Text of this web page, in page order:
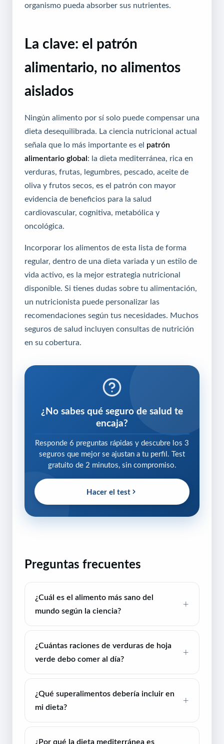
organismo pueda absorber sus nutrientes.
La clave: el patrón
alimentario, no alimentos
aislados
Ningún alimento por sí solo puede compensar una
dieta desequilibrada. La ciencia nutricional actual
señala que lo más importante es el patrón
alimentario global: la dieta mediterránea, rica en
verduras, frutas, legumbres, pescado, aceite de
oliva y frutos secos, es el patrón con mayor
evidencia de beneficios para la salud
cardiovascular, cognitiva, metabólica y
oncológica.
Incorporar los alimentos de esta lista de forma
regular, dentro de una dieta variada y un estilo de
vida activo, es la mejor estrategia nutricional
disponible. Si tienes dudas sobre tu alimentación,
un nutricionista puede personalizar las
recomendaciones según tus necesidades. Muchos
seguros de salud incluyen consultas de nutrición
en su cobertura.
¿No sabes qué seguro de salud te
encaja?
Responde 6 preguntas rápidas y descubre los 3
seguros que mejor se ajustan a tu perfil. Test
gratuito de 2 minutos, sin compromiso.
Hacer el test
Preguntas frecuentes
¿Cuál es el alimento más sano del
mundo según la ciencia?
¿Cuántas raciones de verduras de hoja
verde debo comer al día?
¿Qué superalimentos debería incluir en
mi dieta?
¿Por qué la dieta mediterránea es